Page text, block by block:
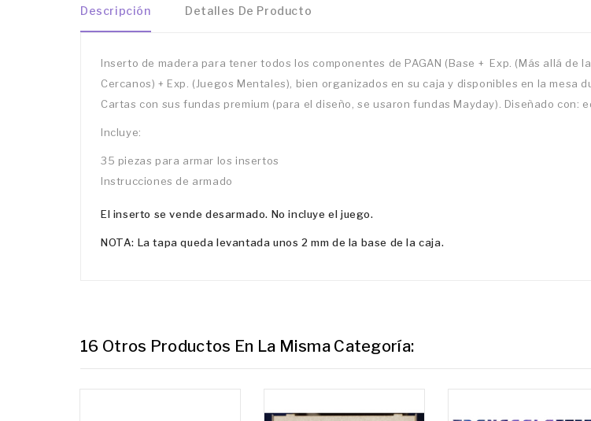
Descripción Detalles De Producto
Inserto de madera para tener todos los componentes de PAGAN (Base + Exp. (Más allá de
Cercanos) + Exp. (Juegos Mentales), bien organizados en su caja y disponibles en la
Cartas con sus fundas premium (para el diseño, se usaron fundas Mayday). Diseñado con:
Incluye:
35 piezas para armar los insertos
Instrucciones de armado
El inserto se vende desarmado. No incluye el juego.
NOTA: La tapa queda levantada unos 2 mm de la base de la caja.
16 Otros Productos En La Misma Categoría: